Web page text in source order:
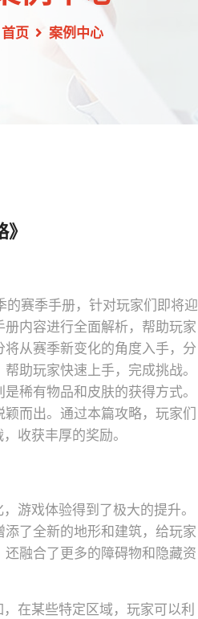
首页 案例中心
的赛季手册，针对玩家们即将迎
内容进行全面解析，帮助玩家
从赛季新变化的角度入手，分
助玩家快速上手，完成挑战。
稀有物品和皮肤的获得方式。
而出。通过本篇攻略，玩家们
收获丰厚的奖励。
游戏体验得到了极大的提升。
了全新的地形和建筑，给玩家
融合了更多的障碍物和隐藏资
在某些特定区域，玩家可以利